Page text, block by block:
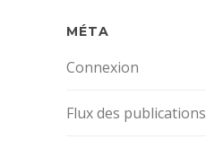
MÉTA
Connexion
Flux des publications